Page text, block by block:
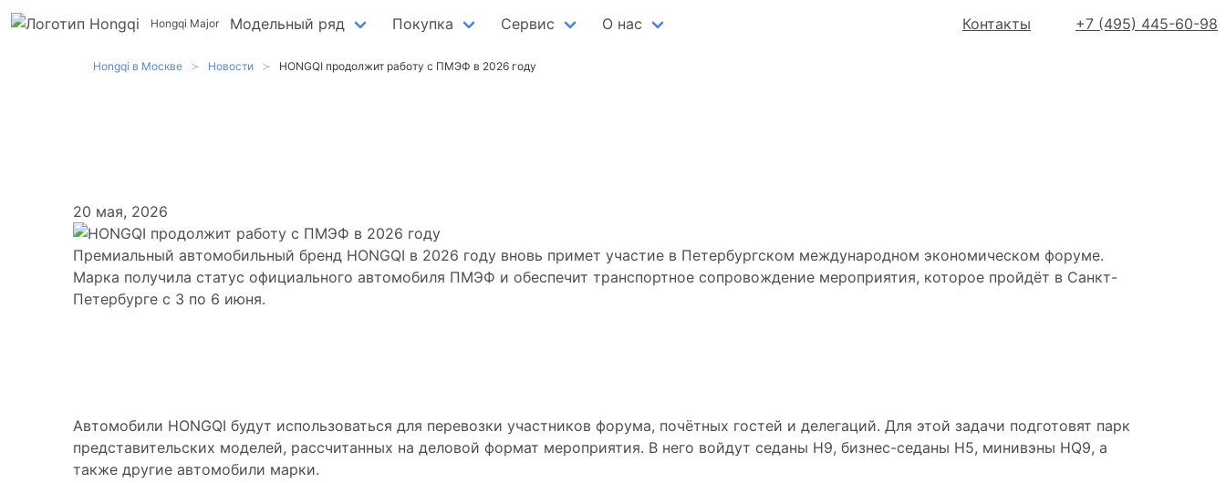
Hongqi Major Модельный ряд Покупка Сервис О нас Контакты +7 (495) 445-60-98
Hongqi в Москве Новости HONGQI продолжит работу с ПМЭФ в 2026 году
20 мая, 2026
Премиальный автомобильный бренд HONGQI в 2026 году вновь примет участие в Петербургском международном экономическом форуме.
Марка получила статус официального автомобиля ПМЭФ и обеспечит транспортное сопровождение мероприятия, которое пройдёт в Санкт-
Петербурге с 3 по 6 июня.
Автомобили HONGQI будут использоваться для перевозки участников форума, почётных гостей и делегаций. Для этой задачи подготовят парк
представительских моделей, рассчитанных на деловой формат мероприятия. В него войдут седаны H9, бизнес-седаны H5, минивэны HQ9, а
также другие автомобили марки.